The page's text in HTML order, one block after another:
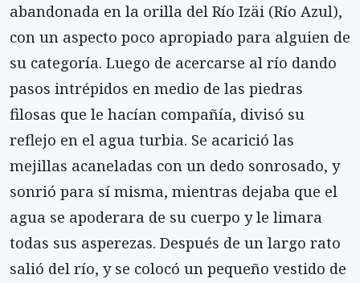
abandonada en la orilla del Río Izäi (Río Azul),
con un aspecto poco apropiado para alguien de
su categoría. Luego de acercarse al río dando
pasos intrépidos en medio de las piedras
filosas que le hacían compañía, divisó su
reflejo en el agua turbia. Se acarició las
mejillas acaneladas con un dedo sonrosado, y
sonrió para sí misma, mientras dejaba que el
agua se apoderara de su cuerpo y le limara
todas sus asperezas. Después de un largo rato
salió del río, y se colocó un pequeño vestido de